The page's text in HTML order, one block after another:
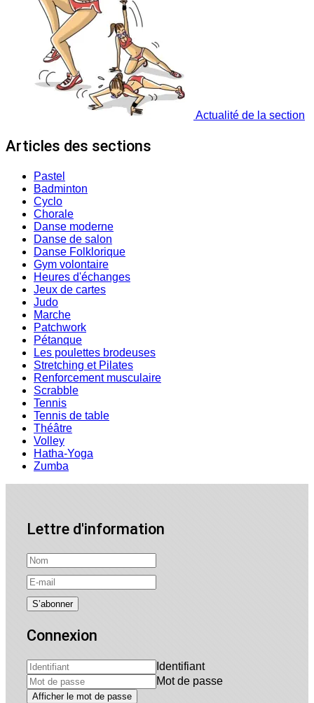
Actualité de la section
Articles des sections
Pastel
Badminton
Cyclo
Chorale
Danse moderne
Danse de salon
Danse Folklorique
Gym volontaire
Heures d'échanges
Jeux de cartes
Judo
Marche
Patchwork
Pétanque
Les poulettes brodeuses
Stretching et Pilates
Renforcement musculaire
Scrabble
Tennis
Tennis de table
Théâtre
Volley
Hatha-Yoga
Zumba
Lettre d'information
Connexion
Identifiant
Mot de passe
Afficher le mot de passe